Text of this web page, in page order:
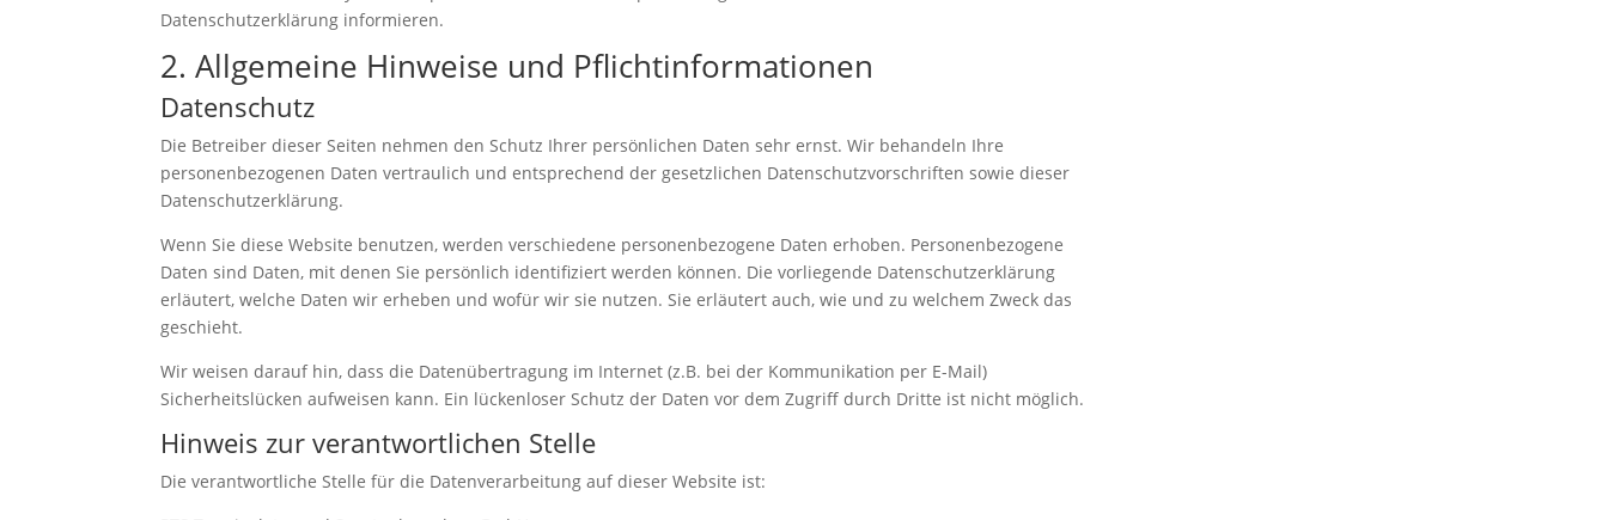
Datenschutzerklärung informieren.
2. Allgemeine Hinweise und Pflichtinformationen
Datenschutz
Die Betreiber dieser Seiten nehmen den Schutz Ihrer persönlichen Daten sehr ernst. Wir behandeln Ihre
personenbezogenen Daten vertraulich und entsprechend der gesetzlichen Datenschutzvorschriften sowie dieser
Datenschutzerklärung.
Wenn Sie diese Website benutzen, werden verschiedene personenbezogene Daten erhoben. Personenbezogene
Daten sind Daten, mit denen Sie persönlich identifiziert werden können. Die vorliegende Datenschutzerklärung
erläutert, welche Daten wir erheben und wofür wir sie nutzen. Sie erläutert auch, wie und zu welchem Zweck das
geschieht.
Wir weisen darauf hin, dass die Datenübertragung im Internet (z.B. bei der Kommunikation per E-Mail)
Sicherheitslücken aufweisen kann. Ein lückenloser Schutz der Daten vor dem Zugriff durch Dritte ist nicht möglich.
Hinweis zur verantwortlichen Stelle
Die verantwortliche Stelle für die Datenverarbeitung auf dieser Website ist: